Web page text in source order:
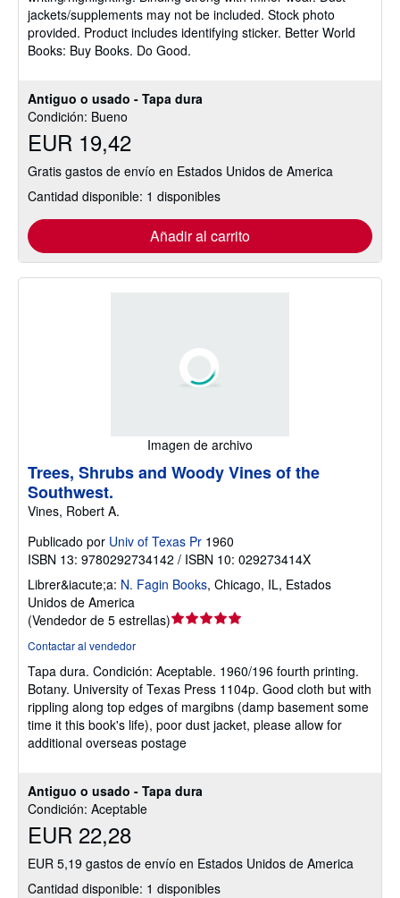
Antiguo o usado - Tapa dura
Condición: Bueno
EUR 19,42
Gratis gastos de envío en Estados Unidos de America
Cantidad disponible: 1 disponibles
Añadir al carrito
5
estrellas
jackets/supplements may not be included. Stock photo
provided. Product includes identifying sticker. Better World
Books: Buy Books. Do Good.
Imagen de archivo
Antiguo o usado - Tapa dura
Condición: Aceptable
EUR 22,28
EUR 5,19 gastos de envío en Estados Unidos de America
Cantidad disponible: 1 disponibles
Trees, Shrubs and Woody Vines of the
Southwest.
Vines, Robert A.
Publicado por Univ of Texas Pr 1960
ISBN 13: 9780292734142 / ISBN 10: 029273414X
Librer&iacute;a: N. Fagin Books, Chicago, IL, Estados
Unidos de America
(Vendedor de 5 estrellas)Calificación
5
de
5
estrellas
Contactar al vendedor
Tapa dura. Condición: Aceptable. 1960/196 fourth printing.
Botany. University of Texas Press 1104p. Good cloth but with
rippling along top edges of margibns (damp basement some
time it this book's life), poor dust jacket, please allow for
additional overseas postage